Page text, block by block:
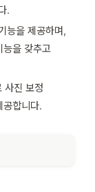
.
능을 제공하며,
능을 갖추고
진 보정
공합니다.